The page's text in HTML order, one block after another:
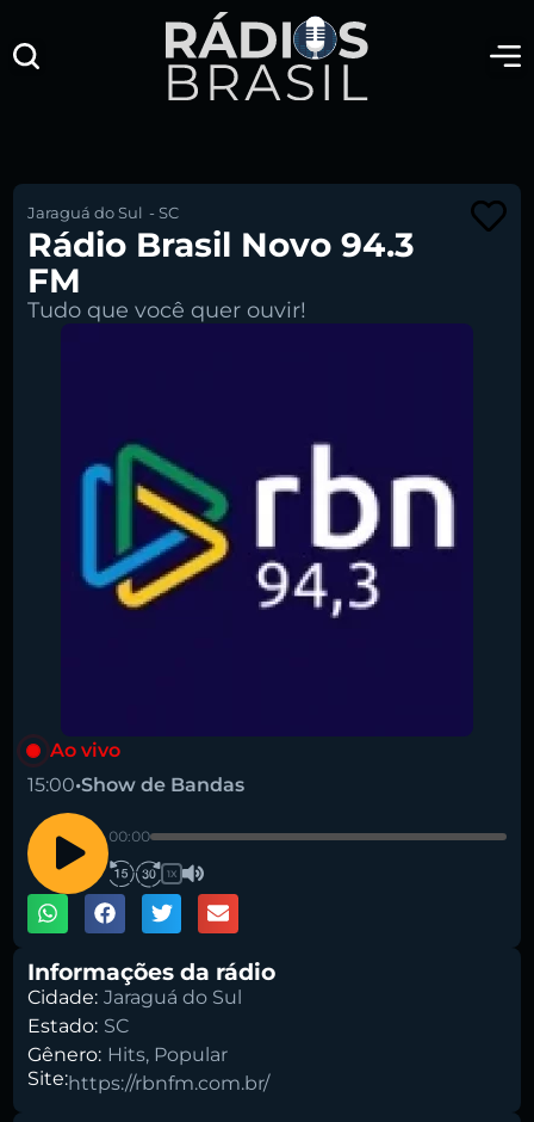
Jaraguá do Sul -SC
Rádio Brasil Novo 94.3
FM
Tudo que você quer ouvir!
Ao vivo
15:00•Show de Bandas
00:00
1X
Informações da rádio
Cidade: Jaraguá do Sul
Estado: SC
Gênero: Hits, Popular
Site:https://rbnfm.com.br/